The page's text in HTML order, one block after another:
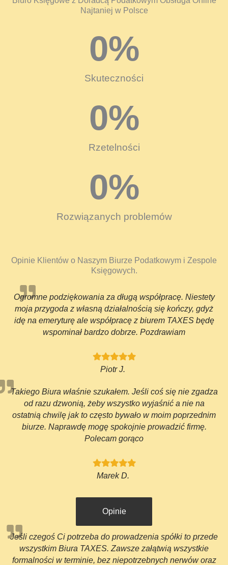
Najtaniej w Polsce
Skuteczności
0%
Rzetelności
0%
Rozwiązanych problemów
0%
Opinie Klientów o Naszym Biurze Podatkowym i Zespole
Księgowych.
Ogromne podziękowania za długą współpracę. Niestety
moja przygoda z własną działalnością się kończy, gdyż
idę na emeryturę ale współpracę z biurem TAXES będę
wspominał bardzo dobrze. Pozdrawiam
Piotr J.
Takiego Biura właśnie szukałem. Jeśli coś się nie zgadza
od razu dzwonią, żeby wszystko wyjaśnić a nie na
ostatnią chwilę jak to często bywało w moim poprzednim
biurze. Naprawdę mogę spokojnie prowadzić firmę.
Polecam gorąco
Marek D.
Opinie
Jeśli czegoś Ci potrzeba do prowadzenia spółki to przede
wszystkim Biura TAXES. Zawsze załątwią wszystkie
formalności w terminie, bez niepotrzebnych nerwów oraz